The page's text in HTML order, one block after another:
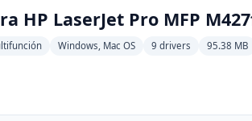
HP LaserJet Pro MFP
Windows, Mac OS 9 drivers 95.38 MB